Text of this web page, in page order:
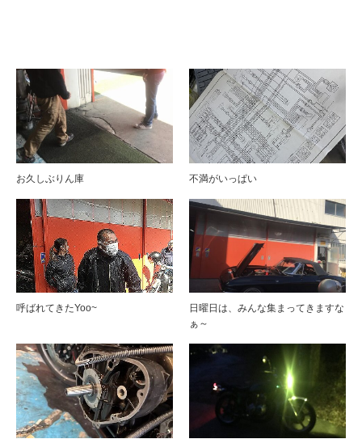
お久しぶりん庫 不満がいっぱい
呼ばれてきたYoo~
日曜日は、みんな集まってきますな
ぁ～